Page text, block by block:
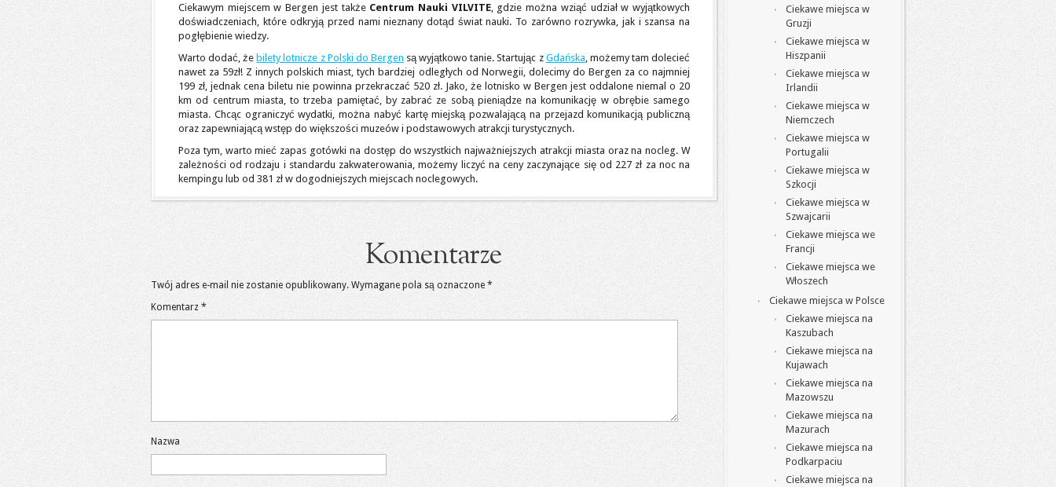
Ciekawym miejscem w Bergen jest także Centrum Nauki VILVITE, gdzie można wziąć udział w wyjątkowych
doświadczeniach, które odkryją przed nami nieznany dotąd świat nauki. To zarówno rozrywka, jak i szansa na
pogłębienie wiedzy.
Warto dodać, że bilety lotnicze z Polski do Bergen są wyjątkowo tanie. Startując z Gdańska, możemy tam dolecieć
nawet za 59zł! Z innych polskich miast, tych bardziej odległych od Norwegii, dolecimy do Bergen za co najmniej
199 zł, jednak cena biletu nie powinna przekraczać 520 zł. Jako, że lotnisko w Bergen jest oddalone niemal o 20
km od centrum miasta, to trzeba pamiętać, by zabrać ze sobą pieniądze na komunikację w obrębie samego
miasta. Chcąc ograniczyć wydatki, można nabyć kartę miejską pozwalającą na przejazd komunikacją publiczną
oraz zapewniającą wstęp do większości muzeów i podstawowych atrakcji turystycznych.
Poza tym, warto mieć zapas gotówki na dostęp do wszystkich najważniejszych atrakcji miasta oraz na nocleg. W
zależności od rodzaju i standardu zakwaterowania, możemy liczyć na ceny zaczynające się od 227 zł za noc na
kempingu lub od 381 zł w dogodniejszych miejscach noclegowych.
Komentarze
Twój adres e-mail nie zostanie opublikowany. Wymagane pola są oznaczone *
Komentarz *
Nazwa
Ciekawe miejsca w
Gruzji
Ciekawe miejsca w
Hiszpanii
Ciekawe miejsca w
Irlandii
Ciekawe miejsca w
Niemczech
Ciekawe miejsca w
Portugalii
Ciekawe miejsca w
Szkocji
Ciekawe miejsca w
Szwajcarii
Ciekawe miejsca we
Francji
Ciekawe miejsca we
Włoszech
Ciekawe miejsca w Polsce
Ciekawe miejsca na
Kaszubach
Ciekawe miejsca na
Kujawach
Ciekawe miejsca na
Mazowszu
Ciekawe miejsca na
Mazurach
Ciekawe miejsca na
Podkarpaciu
Ciekawe miejsca na